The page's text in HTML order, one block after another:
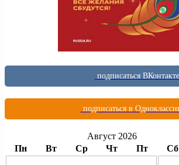
подписаться ВКонтакте
подписаться в
Август 2026
Пн
Вт Ср Чт Пт Сб